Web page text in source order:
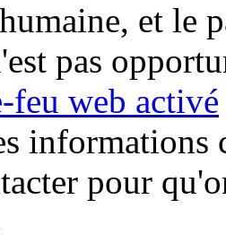
et le
pas
feu web activé
informations
pour